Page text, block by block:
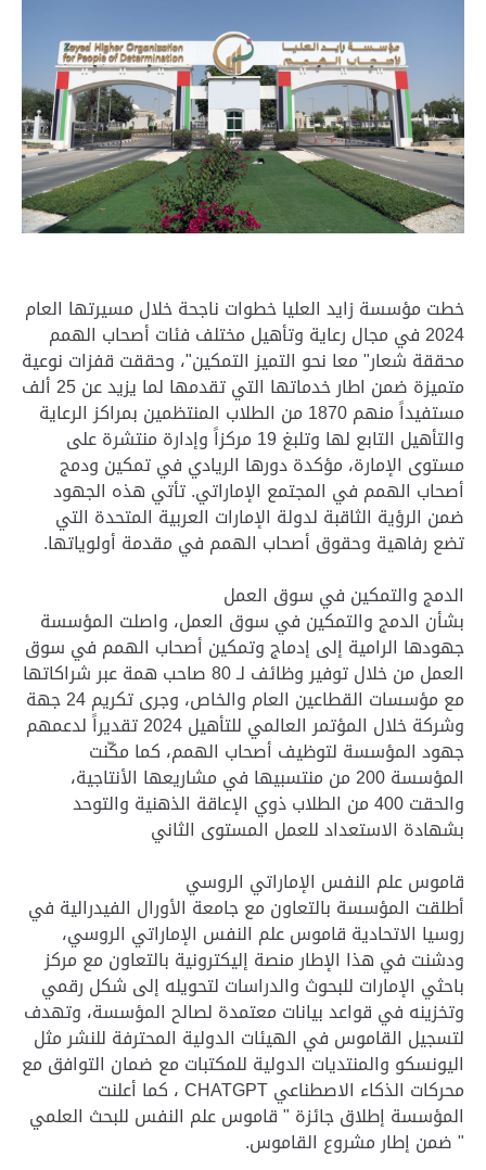
خطت مؤسسة زايد العليا خطوات ناجحة خلال مسيرتها العام
2024 في مجال رعاية وتأهيل مختلف فئات أصحاب الهمم
محققة شعار" معا نحو التميز التمكين"، وحققت قفزات نوعية
متميزة ضمن اطار خدماتها التي تقدمها لما يزيد عن 25 ألف
مستفيداً منهم 1870 من الطلاب المنتظمين بمراكز الرعاية
والتأهيل التابع لها وتلبغ 19 مركزاً وإدارة منتشرة على
مستوى الإمارة، مؤكدة دورها الريادي في تمكين ودمج
أصحاب الهمم في المجتمع الإماراتي. تأتي هذه الجهود
ضمن الرؤية الثاقبة لدولة الإمارات العربية المتحدة التي
تضع رفاهية وحقوق أصحاب الهمم في مقدمة أولوياتها.
الدمج والتمكين في سوق العمل
بشأن الدمج والتمكين في سوق العمل، واصلت المؤسسة
جهودها الرامية إلى إدماج وتمكين أصحاب الهمم في سوق
العمل من خلال توفير وظائف لـ 80 صاحب همة عبر شراكاتها
مع مؤسسات القطاعين العام والخاص، وجرى تكريم 24 جهة
وشركة خلال المؤتمر العالمي للتأهيل 2024 تقديراً لدعمهم
جهود المؤسسة لتوظيف أصحاب الهمم، كما مكّنت
المؤسسة 200 من منتسبيها في مشاريعها الأنتاجية،
والحقت 400 من الطلاب ذوي الإعاقة الذهنية والتوحد
بشهادة الاستعداد للعمل المستوى الثاني
قاموس علم النفس الإماراتي الروسي
أطلقت المؤسسة بالتعاون مع جامعة الأورال الفيدرالية في
روسيا الاتحادية قاموس علم النفس الإماراتي الروسي،
ودشنت في هذا الإطار منصة إليكترونية بالتعاون مع مركز
باحثي الإمارات للبحوث والدراسات لتحويله إلى شكل رقمي
وتخزينه في قواعد بيانات معتمدة لصالح المؤسسة، وتهدف
لتسجيل القاموس في الهيئات الدولية المحترفة للنشر مثل
اليونسكو والمنتديات الدولية للمكتبات مع ضمان التوافق مع
محركات الذكاء الاصطناعي CHATGPT ، كما أعلنت
المؤسسة إطلاق جائزة " قاموس علم النفس للبحث العلمي
" ضمن إطار مشروع القاموس.